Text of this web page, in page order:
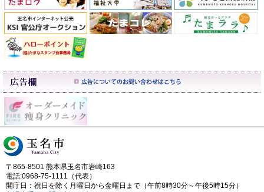
〒865-8501 熊本県玉名市岩崎163
電話:0968-75-1111（代表）
開庁日：祝日を除く月曜日から金曜日まで（午前8時30分～午後5時15分）